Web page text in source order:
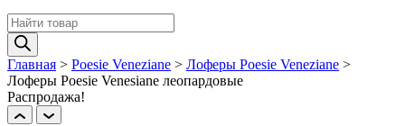
Поиск
товаров
Главная > Poesie Veneziane > Лоферы Poesie Veneziane >
Лоферы Poesie Venesiane леопардовые
Распродажа!